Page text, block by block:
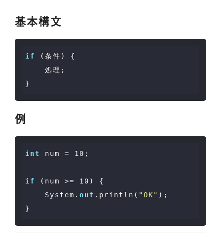
基本構文
if
(条件) {
例
int num = 10 ;
if (num >= 10 ) {
    System.
out .println( "OK" );